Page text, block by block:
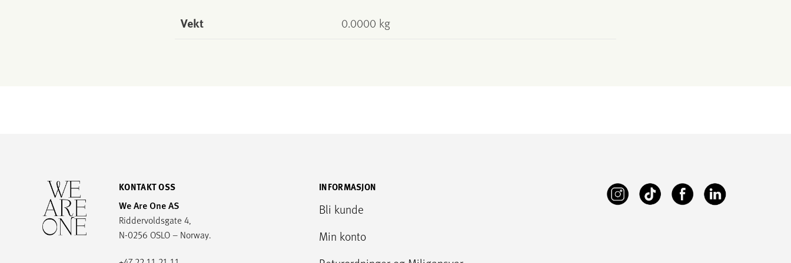
Vekt 0.0000 kg
KONTAKT OSS
We Are One AS
Riddervoldsgate 4,
N-0256 OSLO – Norway.
INFORMASJON
Bli kunde
Min konto